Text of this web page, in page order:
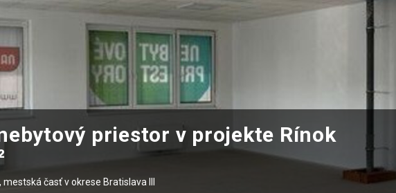
priestor v projekte Rínok
časť v okrese Bratislava III